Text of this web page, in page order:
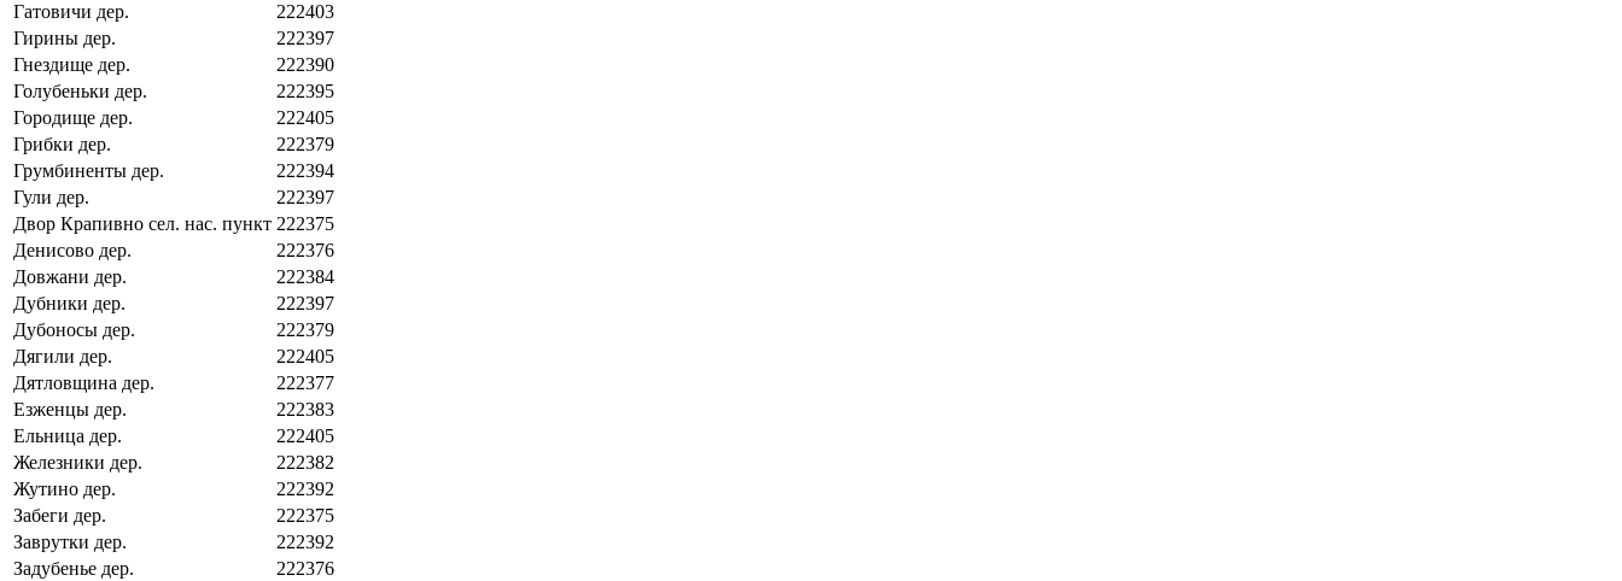
Гатовичи дер.
222403
Гирины дер.
222397
Гнездище дер.
222390
Голубеньки дер.
222395
Городище дер.
222405
Грибки дер.
222379
Грумбиненты дер.
222394
Гули дер.
222397
Двор Крапивно сел. нас. пункт 222375
Денисово дер.
222376
Довжани дер.
222384
Дубники дер.
222397
Дубоносы дер.
222379
Дягили дер.
222405
Дятловщина дер.
222377
Езженцы дер.
222383
Ельница дер.
222405
Железники дер.
222382
Жутино дер.
222392
Забеги дер.
222375
Заврутки дер.
222392
Задубенье дер.
222376